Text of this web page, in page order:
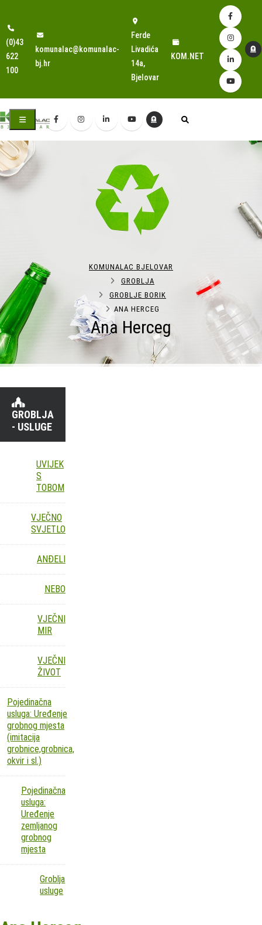
(0)43
622
100
komunalac@komunalac-
bj.hr
Ferde
Livadića
14a,
Bjelovar
KOM.NET
Ana Herceg
KOMUNALAC BJELOVAR
GROBLJA
GROBLJE BORIK
ANA HERCEG
GROBLJA
- USLUGE
UVIJEK
S
TOBOM
VJEČNO
SVJETLO
ANĐELI
NEBO
VJEČNI
MIR
VJEČNI
ŽIVOT
Pojedinačna
usluga: Uređenje
grobnog mjesta
(imitacija
grobnice,grobnica,
okvir i sl.)
Pojedinačna
usluga:
Uređenje
zemljanog
grobnog
mjesta
Groblja
usluge